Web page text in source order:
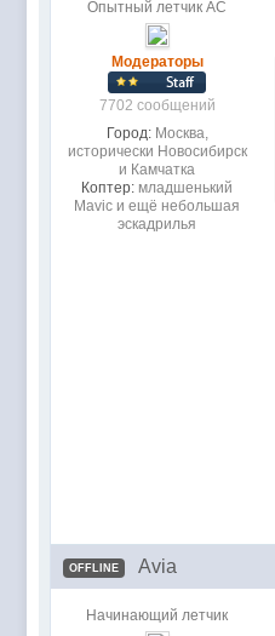
Опытный летчик АС
Модераторы
7702 сообщений
Город: Москва,
исторически Новосибирск
и Камчатка
Коптер: младшенький
Mavic и ещё небольшая
эскадрилья
OFFLINE Avia
Начинающий летчик